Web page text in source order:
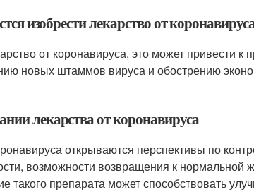
изобрести лекарство от
от коронавируса, это может привести к
новых штаммов вируса и обострению
лекарства от коронавируса
открываются перспективы по
возможности возвращения к нормальной
препарата может способствовать